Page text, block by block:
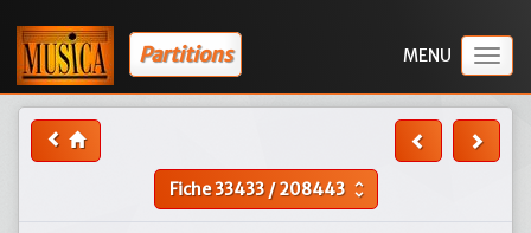
Partitions
Fiche33433/208443 unfold_more